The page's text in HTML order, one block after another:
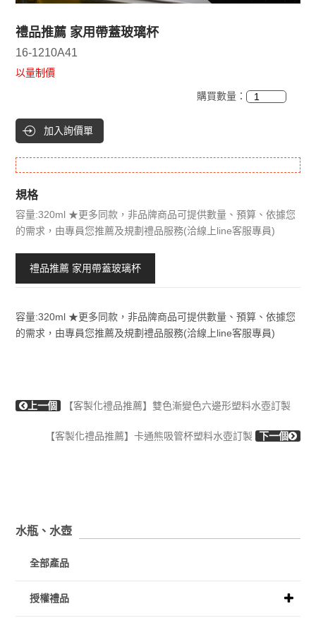
禮品推薦 家用帶蓋玻璃杯
16-1210A41
以量制價
購買數量：
加入詢價單
規格
容量:320ml ★更多同款，非品牌商品可提供數量、預算、依據您
的需求，由專員您推薦及規劃禮品服務(洽線上line客服專員)
禮品推薦 家用帶蓋玻璃杯
容量:320ml ★更多同款，非品牌商品可提供數量、預算、依據您
的需求，由專員您推薦及規劃禮品服務(洽線上line客服專員)
上一個 【客製化禮品推薦】雙色漸變色六邊形塑料水壺訂製
【客製化禮品推薦】卡通熊吸管杯塑料水壺訂製 下一個
水瓶、水壺
全部產品
授權禮品